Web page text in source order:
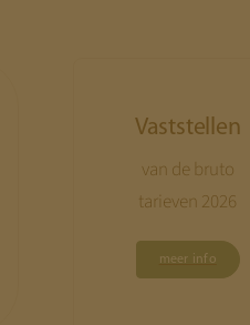
Vaststellen
van de bruto
tarieven 2026
meer info